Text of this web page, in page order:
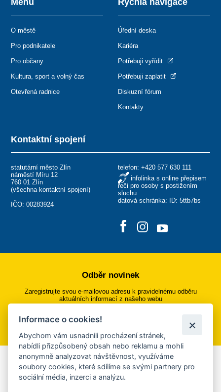
Kontaktní spojení
statutární město Zlín
náměstí Míru 12
760 01 Zlín
(všechna kontaktní spojení)
IČO: 00283924
telefon: +420 577 630 111
infolinka s online přepisem
řeči pro osoby s postižením
sluchu
datová schránka: ID: 5ttb7bs
Menu
O městě
Pro podnikatele
Pro občany
Kultura, sport a volný čas
Otevřená radnice
Rychlá navigace
Úřední deska
Kariéra
Potřebuji vyřídit
Potřebuji zaplatit
Diskuzní fórum
Kontakty
Odběr novinek
Zaregistrujte svou e-mailovou adresu k pravidelnému odběru
aktuálních informací z našeho webu
Přihlásit se k odběru
Aplikace Mobilní rozhlas
Chcete dostávat do svého mobilu či mailu upozornění na
Informace o cookies!
Abychom vám usnadnili procházení stránek,
nabídli přizpůsobený obsah nebo reklamu a mohli
anonymně analyzovat návštěvnost, využíváme
soubory cookies, které sdílíme se svými partnery pro
sociální média, inzerci a analýzu.